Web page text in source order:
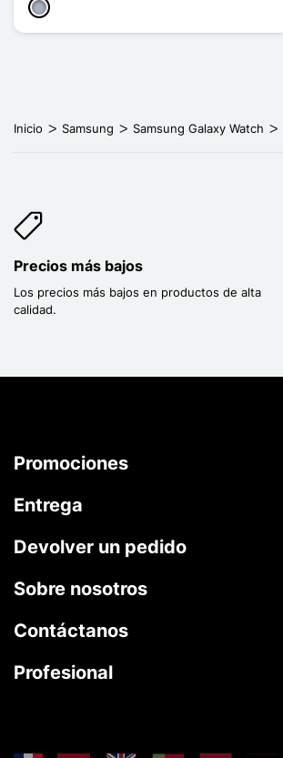
Gris
Inicio Samsung Samsung Galaxy Watch
Precios más bajos
Los precios más bajos en productos de alta
calidad.
Promociones
Entrega
Devolver un pedido
Sobre nosotros
Contáctanos
Profesional